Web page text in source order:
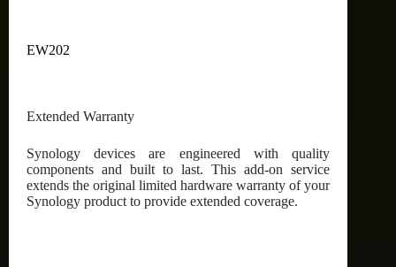
EW202
Extended Warranty
Synology devices are engineered with quality
components and built to last. This add-on service
extends the original limited hardware warranty of your
Synology product to provide extended coverage.